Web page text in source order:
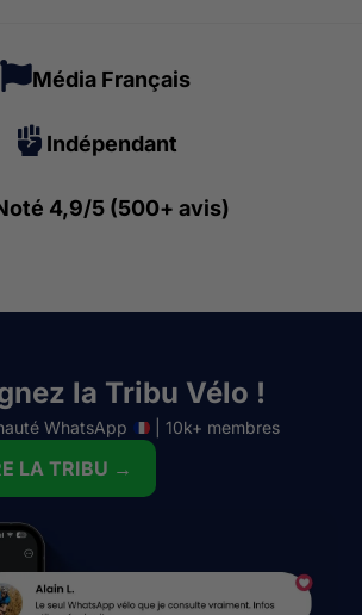
Média Français
Indépendant
4,9/5 (500+ avis)
la Tribu Vélo !
WhatsApp | 10k+ membres
LA TRIBU →